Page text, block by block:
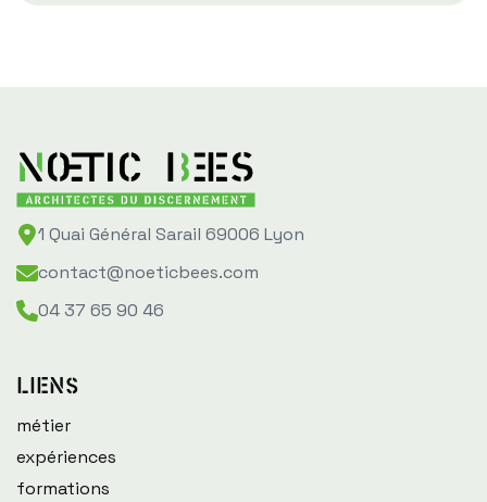
1 Quai Général Sarail 69006 Lyon
contact@noeticbees.com
04 37 65 90 46
Liens
métier
expériences
formations